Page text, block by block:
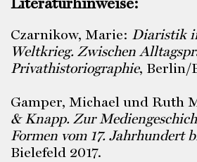
Czarnikow, Marie: Diaristik
Weltkrieg. Zwischen
Privathistoriographie, Berlin/
Gamper, Michael und Ruth
& Knapp. Zur
Formen vom 17. Jahrhundert
Bielefeld 2017.